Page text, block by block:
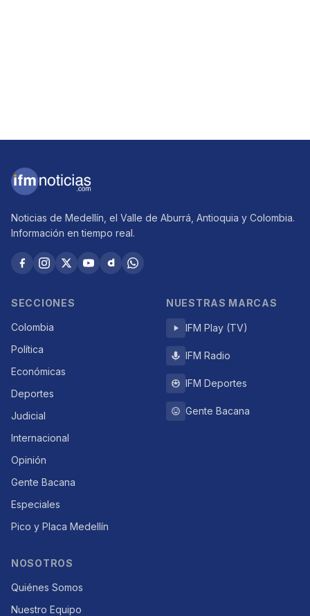
Noticias de Medellín, el Valle de Aburrá, Antioquia y Colombia.
Información en tiempo real.
SECCIONES
Colombia
Política
Económicas
Deportes
Judicial
Internacional
Opinión
Gente Bacana
Especiales
Pico y Placa Medellín
NUESTRAS MARCAS
IFM Play (TV)
IFM Radio
IFM Deportes
Gente Bacana
NOSOTROS
Quiénes Somos
Nuestro Equipo